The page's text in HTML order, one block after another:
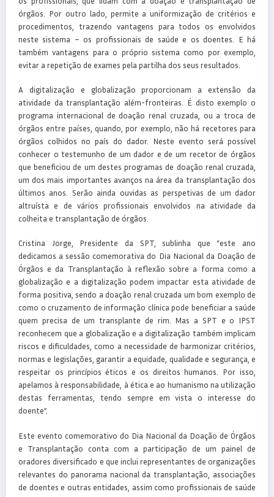
órgãos. Por outro lado, permite a uniformização de critérios e
procedimentos, trazendo vantagens para todos os envolvidos
neste sistema – os profissionais de saúde e os doentes. E há
também vantagens para o próprio sistema como por exemplo,
evitar a repetição de exames pela partilha dos seus resultados.
A digitalização e globalização proporcionam a extensão da
atividade da transplantação além-fronteiras. É disto exemplo o
programa internacional de doação renal cruzada, ou a troca de
órgãos entre países, quando, por exemplo, não há recetores para
órgãos colhidos no país do dador. Neste evento será possível
conhecer o testemunho de um dador e de um recetor de órgãos
que beneficiou de um destes programas de doação renal cruzada,
um dos mais importantes avanços na área da transplantação dos
últimos anos. Serão ainda ouvidas as perspetivas de um dador
altruísta e de vários profissionais envolvidos na atividade da
colheita e transplantação de órgãos.
Cristina Jorge, Presidente da SPT, sublinha que “este ano
dedicamos a sessão comemorativa do Dia Nacional da Doação de
Órgãos e da Transplantação à reflexão sobre a forma como a
globalização e a digitalização podem impactar esta atividade de
forma positiva, sendo a doação renal cruzada um bom exemplo de
como o cruzamento de informação clínica pode beneficiar a saúde
quem precisa de um transplante de rim. Mas a SPT e o IPST
reconhecem que a globalização e a digitalização também implicam
riscos e dificuldades, como a necessidade de harmonizar critérios,
normas e legislações, garantir a equidade, qualidade e segurança, e
respeitar os princípios éticos e os direitos humanos. Por isso,
apelamos à responsabilidade, à ética e ao humanismo na utilização
destas ferramentas, tendo sempre em vista o interesse do
doente”.
Este evento comemorativo do Dia Nacional da Doação de Órgãos
e Transplantação conta com a participação de um painel de
oradores diversificado e que inclui representantes de organizações
relevantes do panorama nacional da transplantação, associações
de doentes e outras entidades, assim como profissionais de saúde